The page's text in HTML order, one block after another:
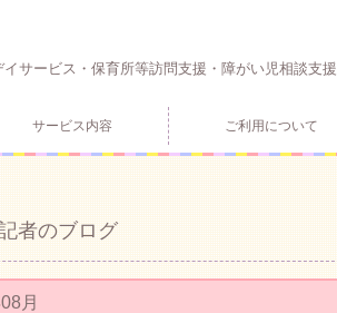
サービス・保育所等訪問支援・障がい児相談支援
サービス内容 ご利用について
者のブログ
月